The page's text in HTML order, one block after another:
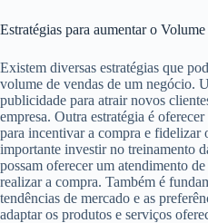
Estratégias para aumentar o
Existem diversas estratégias que
volume de vendas de um negócio.
publicidade para atrair novos
empresa. Outra estratégia é
para incentivar a compra e fidelizar
importante investir no treinamento
possam oferecer um atendimento
realizar a compra. Também é
tendências de mercado e as
adaptar os produtos e serviços